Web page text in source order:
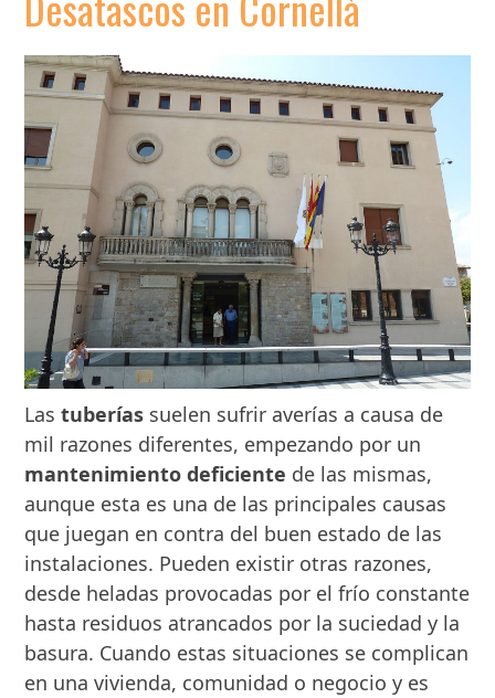
Lastuberías suelen sufrir averías a causa de
mil razones diferentes, empezando por un
mantenimiento deficiente de las mismas,
aunque esta es una de las principales causas
que juegan en contra del buen estado de las
instalaciones. Pueden existir otras razones,
desde heladas provocadas por el frío constante
hasta residuos atrancados por la suciedad y la
basura. Cuando estas situaciones se complican
en una vivienda, comunidad o negocio y es